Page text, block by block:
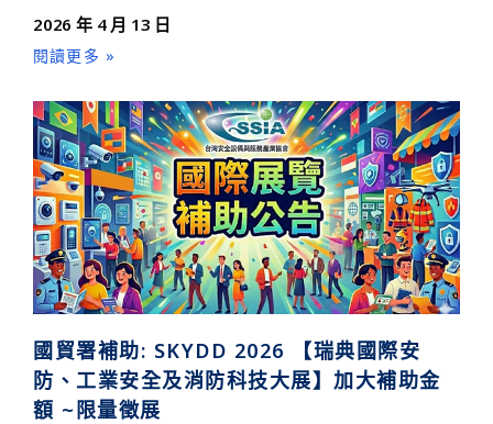
2026 年 4 月 13 日
閱讀更多 »
國貿署補助: SKYDD 2026 【瑞典國際安
防、工業安全及消防科技大展】加大補助金
額 ~限量徵展